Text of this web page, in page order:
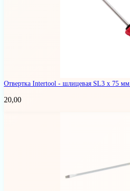
Отвертка Intertool - шлицевая SL3 х 75 мм
20,00